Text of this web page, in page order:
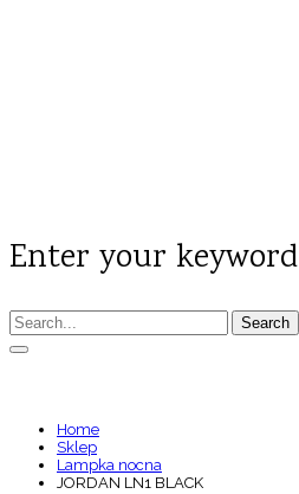
Enter your keyword
Search
Home
Sklep
Lampka nocna
JORDAN LN1 BLACK